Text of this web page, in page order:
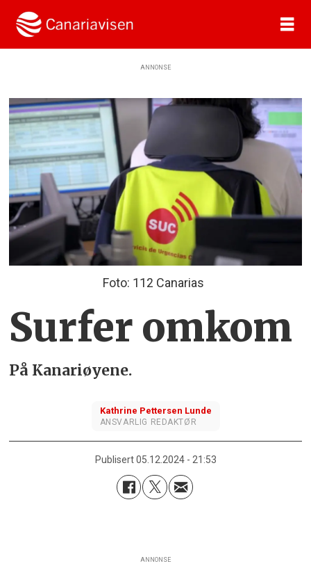
ANNONSE
Foto: 112 Canarias
Surfer omkom
På Kanariøyene.
Kathrine Pettersen Lunde
ANSVARLIG REDAKTØR
Publisert 05.12.2024 - 21:53
ANNONSE